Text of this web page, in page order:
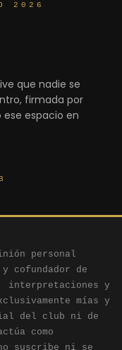
2026
que nadie se
firmada por
espacio en
personal
cofundador de
interpretaciones y
mías y
del club ni de
como
suscribe ni se